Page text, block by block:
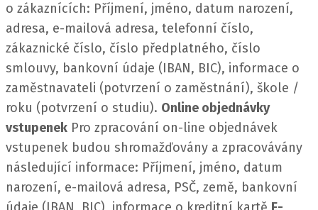
o zákaznících: Příjmení, jméno, datum narození,
adresa, e-mailová adresa, telefonní číslo,
zákaznické číslo, číslo předplatného, číslo
smlouvy, bankovní údaje (IBAN, BIC), informace o
zaměstnavateli (potvrzení o zaměstnání), škole /
roku (potvrzení o studiu). Online objednávky
vstupenek Pro zpracování on-line objednávek
vstupenek budou shromažďovány a zpracovávány
následující informace: Příjmení, jméno, datum
narození, e-mailová adresa, PSČ, země, bankovní